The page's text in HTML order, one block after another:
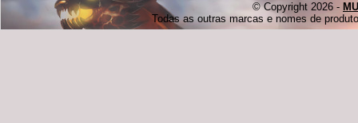
© Copyright 2026 -
Todas as outras marcas e nomes de